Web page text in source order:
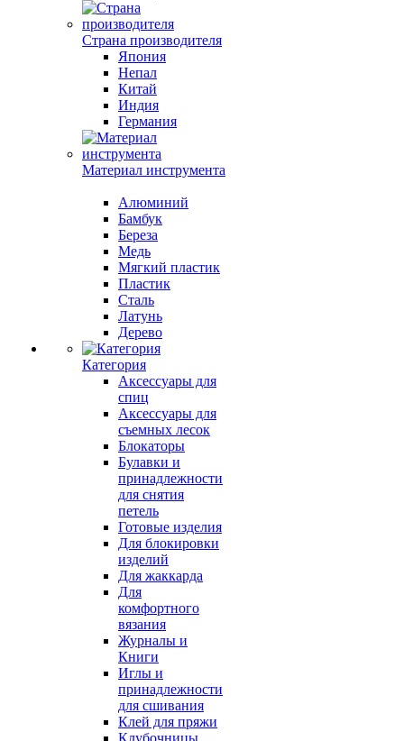
Страна производителя
Япония
Непал
Китай
Индия
Германия
Материал инструмента
Алюминий
Бамбук
Береза
Медь
Мягкий пластик
Пластик
Сталь
Латунь
Дерево
Категория
Аксессуары для
спиц
Аксессуары для
съемных лесок
Блокаторы
Булавки и
принадлежности
для снятия
петель
Готовые изделия
Для блокировки
изделий
Для жаккарда
Для
комфортного
вязания
Журналы и
Книги
Иглы и
принадлежности
для сшивания
Клей для пряжи
Клубочницы